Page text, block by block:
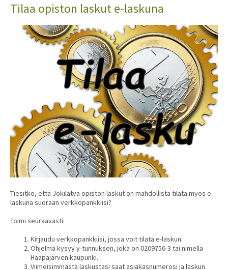
Tilaa opiston laskut e-laskuna
Tiesitkö, että Jokilatva opiston laskut on mahdollista tilata myös e-
laskuna suoraan verkkopankkiisi?
Toimi seuraavasti:
Kirjaudu verkkopankkiisi, jossa voit tilata e-laskun.
Ohjelma kysyy y-tunnuksen, joka on 0209756-3 tai nimellä
Haapajärven kaupunki.
Viimeisimmästä laskustasi saat asiakasnumerosi ja laskun